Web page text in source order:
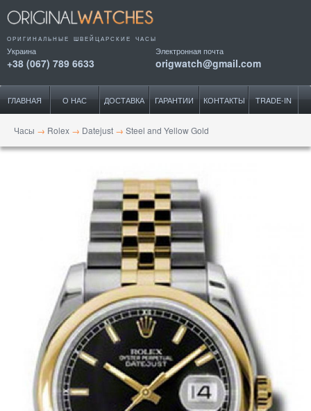
ОРИГИНАЛЬНЫЕ ШВЕЙЦАРСКИЕ ЧАСЫ
Украина
+38 (067) 789 6633
Электронная почта
origwatch@gmail.com
ГЛАВНАЯ О НАС ДОСТАВКА ГАРАНТИИ КОНТАКТЫ TRADE-IN
Часы → Rolex → Datejust → Steel and Yellow Gold